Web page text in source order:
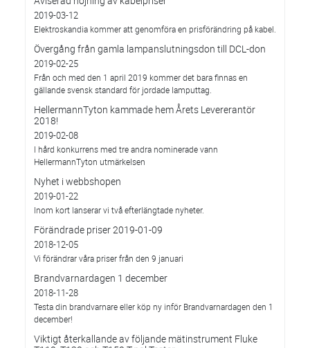
2019-03-12
Elektroskandia kommer att genomföra en prisförändring på kabel.
Övergång från gamla lampanslutningsdon till DCL-don
2019-02-25
Från och med den 1 april 2019 kommer det bara finnas en
gällande svensk standard för jordade lamputtag.
HellermannTyton kammade hem Årets Levererantör
2018!
2019-02-08
I hård konkurrens med tre andra nominerade vann
HellermannTyton utmärkelsen
Nyhet i webbshopen
2019-01-22
Inom kort lanserar vi två efterlängtade nyheter.
Förändrade priser 2019-01-09
2018-12-05
Vi förändrar våra priser från den 9 januari
Brandvarnardagen 1 december
2018-11-28
Testa din brandvarnare eller köp ny inför Brandvarnardagen den 1
december!
Viktigt återkallande av följande mätinstrument Fluke